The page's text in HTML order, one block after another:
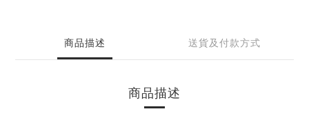
商品描述 送貨及付款方式
商品描述